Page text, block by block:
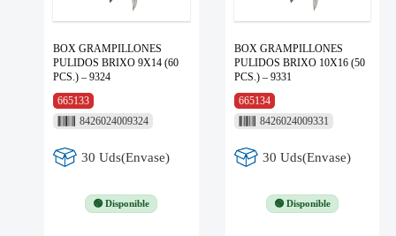
BOX GRAMPILLONES
PULIDOS BRIXO 9X14 (60
PCS.) – 9324
665133
8426024009324
30 Uds(Envase)
🟢 Disponible
BOX GRAMPILLONES
PULIDOS BRIXO 10X16 (50
PCS.) – 9331
665134
8426024009331
30 Uds(Envase)
🟢 Disponible